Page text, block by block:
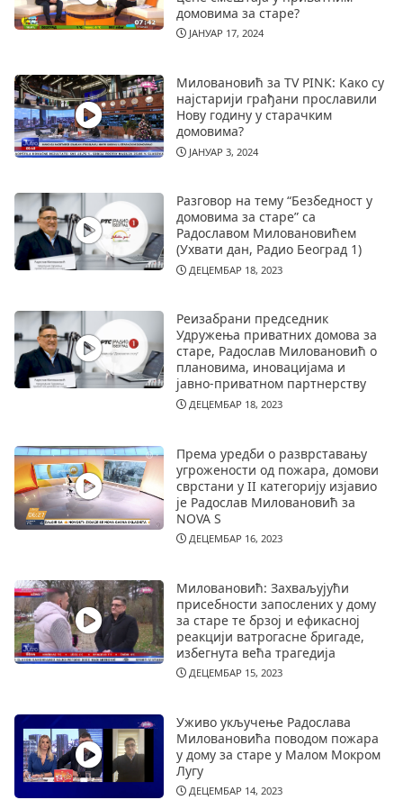
домовима за старе?
ЈАНУАР 17, 2024
Миловановић за TV PINK: Како су
најстарији грађани прославили
Нову годину у старачким
домовима?
ЈАНУАР 3, 2024
Разговор на тему “Безбедност у
домовима за старе” са
Радославом Миловановићем
(Ухвати дан, Радио Београд 1)
ДЕЦЕМБАР 18, 2023
Реизабрани председник
Удружења приватних домова за
старе, Радослав Миловановић о
плановима, иновацијама и
јавно-приватном партнерству
ДЕЦЕМБАР 18, 2023
Према уредби о разврставању
угрожености од пожара, домови
сврстани у II категорију изјавио
је Радослав Миловановић за
NOVA S
ДЕЦЕМБАР 16, 2023
Миловановић: Захваљујући
присебности запослених у дому
за старе те брзој и ефикасној
реакцији ватрогасне бригаде,
избегнута већа трагедија
ДЕЦЕМБАР 15, 2023
Уживо укључење Радослава
Миловановића поводом пожара
у дому за старе у Малом Мокром
Лугу
ДЕЦЕМБАР 14, 2023